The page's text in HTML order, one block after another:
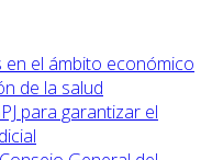
en el ámbito económico
de la salud
para garantizar el